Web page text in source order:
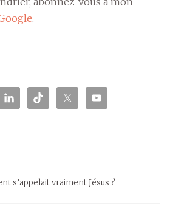
.
s’appelait vraiment Jésus ?